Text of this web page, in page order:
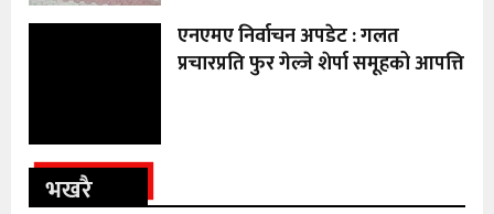
एनएमए निर्वाचन अपडेट : गलत
प्रचारप्रति फुर गेल्जे शेर्पा समूहको आपत्ति
भखरै